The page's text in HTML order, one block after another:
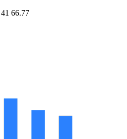
41 66.77